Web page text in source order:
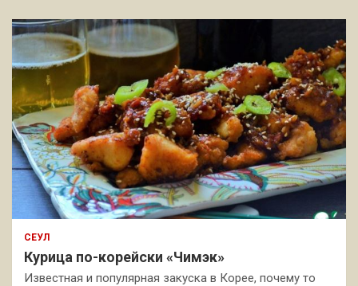
СЕУЛ
Курица по-корейски «Чимэк»
Известная и популярная закуска в Корее, почему то